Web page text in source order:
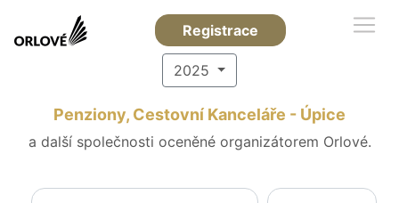
Registrace
2025
Penziony, Cestovní Kanceláře - Úpice
a další společnosti oceněné organizátorem Orlové.